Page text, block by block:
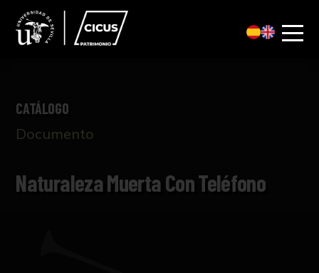
CATÁLOGO
Documento
Naturaleza Muerta Con Teléfono